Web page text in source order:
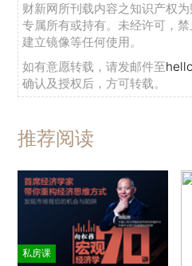
财新网所刊载内容之知识产权
专属所有或持有。未经许可，
建立镜像等任何使用。
如有意愿转载，请发邮件至
确认及授权后，方可转载。
推荐阅读
私房课